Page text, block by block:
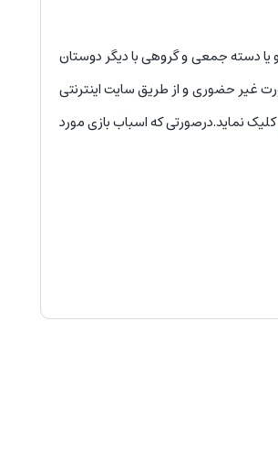
یا دسته جمعی و گروهی با دیگر دوستان
غیر حضوری و از طریق سایت اینترنتی
کلیک نماید.درصورتی که اسباب بازی مورد